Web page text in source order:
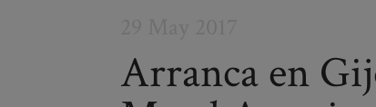
Arranca en